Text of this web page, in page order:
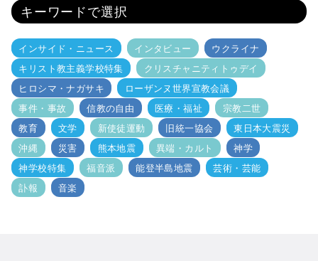
キーワードで選択
インサイド・ニュース インタビュー
ウクライナ
キリスト教主義学校特集
クリスチャニティトゥデイ
ヒロシマ・ナガサキ
ローザンヌ世界宣教会議
事件・事故
信教の自由 医療・福祉
宗教二世
教育
文学 新使徒運動 旧統一協会
東日本大震災
沖縄
災害 熊本地震 異端・カルト
神学
神学校特集
福音派 能登半島地震
芸術・芸能
訃報
音楽